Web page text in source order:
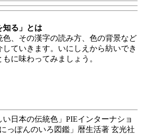
知る」とは
色、その漢字の読み方、色の背景など
していきます。いにしえから紡いでき
に味わってみましょう。
日本の伝統色」PIEインターナショ
っぽんのいろ図鑑」暦生活著 玄光社